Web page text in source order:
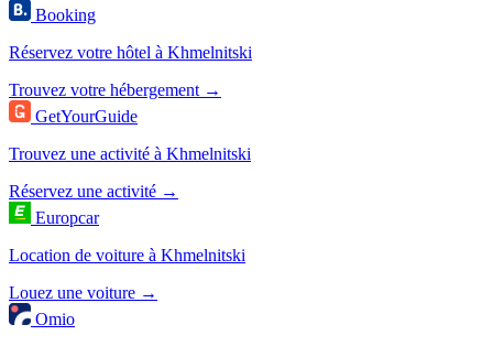
Booking
Réservez votre hôtel à Khmelnitski
Trouvez votre hébergement →
GetYourGuide
Trouvez une activité à Khmelnitski
Réservez une activité →
Europcar
Location de voiture à Khmelnitski
Louez une voiture →
Omio